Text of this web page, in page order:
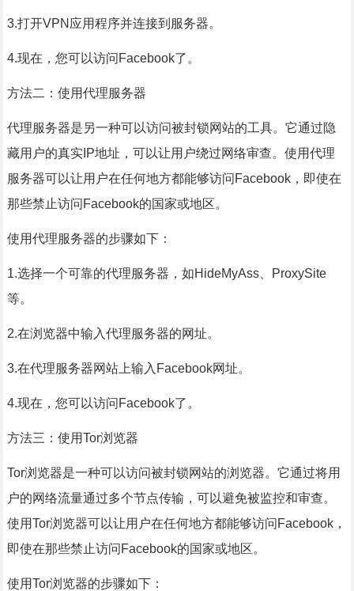
3.打开VPN应用程序并连接到服务器。
4.现在，您可以访问Facebook了。
方法二：使用代理服务器
代理服务器是另一种可以访问被封锁网站的工具。它通过隐
藏用户的真实IP地址，可以让用户绕过网络审查。使用代理
服务器可以让用户在任何地方都能够访问Facebook，即使在
那些禁止访问Facebook的国家或地区。
使用代理服务器的步骤如下：
1.选择一个可靠的代理服务器，如HideMyAss、ProxySite
等。
2.在浏览器中输入代理服务器的网址。
3.在代理服务器网站上输入Facebook网址。
4.现在，您可以访问Facebook了。
方法三：使用Tor浏览器
Tor浏览器是一种可以访问被封锁网站的浏览器。它通过将用
户的网络流量通过多个节点传输，可以避免被监控和审查。
使用Tor浏览器可以让用户在任何地方都能够访问Facebook，
即使在那些禁止访问Facebook的国家或地区。
使用Tor浏览器的步骤如下：